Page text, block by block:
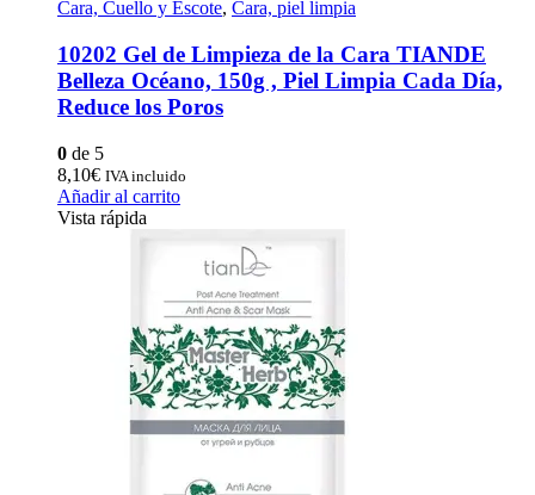
Cara, Cuello y Escote, Cara, piel limpia
10202 Gel de Limpieza de la Cara TIANDE
Belleza Océano, 150g , Piel Limpia Cada Día,
Reduce los Poros
0 de 5
8,10€ IVA incluido
Añadir al carrito
Vista rápida